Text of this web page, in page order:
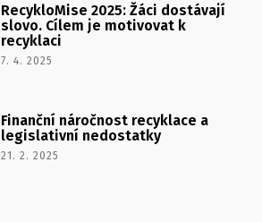
RecykloMise 2025: Žáci dostávají
slovo. Cílem je motivovat k
recyklaci
7. 4. 2025
Finanční náročnost recyklace a
legislativní nedostatky
21. 2. 2025